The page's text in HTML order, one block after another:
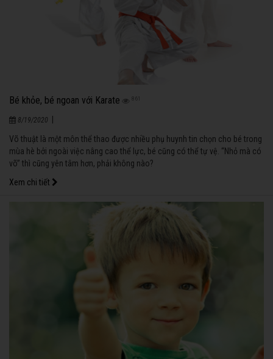
Bé khỏe, bé ngoan với Karate 861
8/19/2020
Võ thuật là một môn thể thao được nhiều phụ huynh tin chọn cho bé trong
mùa hè bởi ngoài việc nâng cao thể lực, bé cũng có thể tự vệ. “Nhỏ mà có
võ” thì cũng yên tâm hơn, phải không nào?
Xem chi tiết